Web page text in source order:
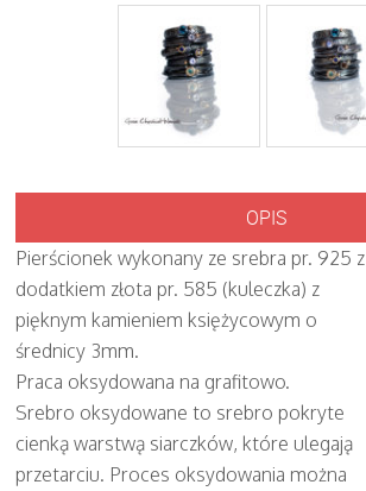
OPIS
Pierścionek wykonany ze srebra pr. 925 z
dodatkiem złota pr. 585 (kuleczka) z
pięknym kamieniem księżycowym o
średnicy 3mm.
Praca oksydowana na grafitowo.
Srebro oksydowane to srebro pokryte
cienką warstwą siarczków, które ulegają
przetarciu. Proces oksydowania można